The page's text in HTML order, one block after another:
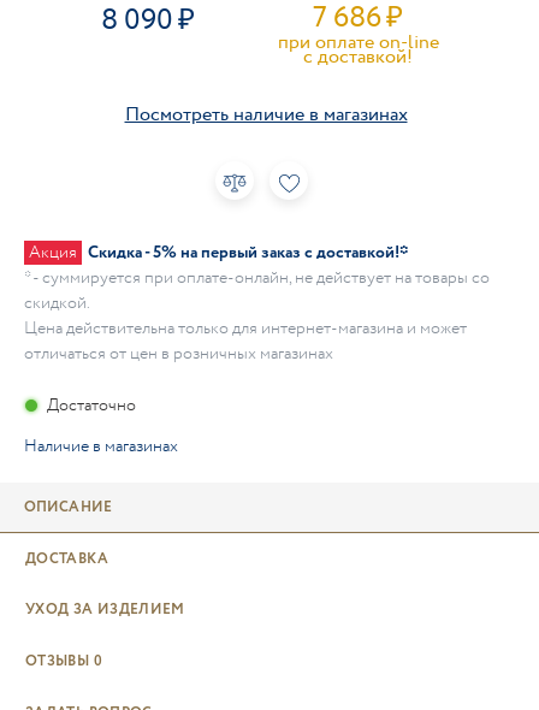
8 090 7 686₽
при оплате on-line
c доставкой!
Посмотреть наличие в магазинах
Акция Скидка - 5% на первый заказ с доставкой!*
* - суммируется при оплате-онлайн, не действует на товары со
скидкой.
Цена действительна только для интернет-магазина и может
отличаться от цен в розничных магазинах
Достаточно
Наличие в магазинах
ОПИСАНИЕ
ДОСТАВКА
УХОД ЗА ИЗДЕЛИЕМ
ОТЗЫВЫ 0